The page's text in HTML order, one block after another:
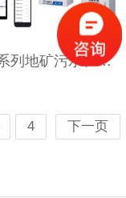
JDDK-I系列地矿污水、废水在线监测系统
4
下一页